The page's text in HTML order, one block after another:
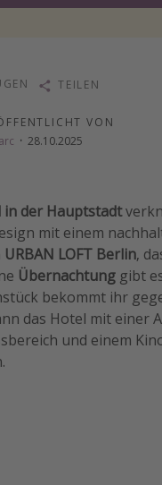
in der Türkei
Reiseziele
VON
· 28.10.2025
TEILEN
in der Hauptstadt
mit einem
URBAN LOFT Berlin,
Übernachtung gibt
bekommt ihr
das Hotel mit einer
und einem